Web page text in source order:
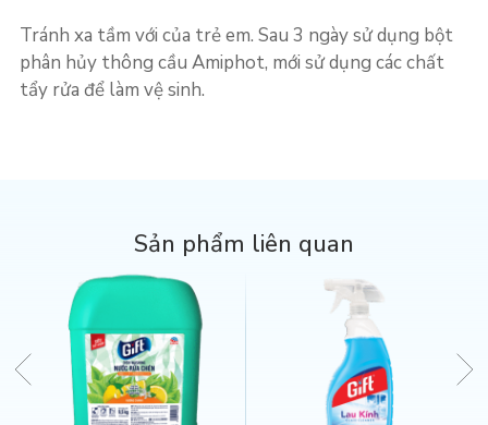
Tránh xa tầm với của trẻ em. Sau 3 ngày sử dụng bột
phân hủy thông cầu Amiphot, mới sử dụng các chất
tẩy rửa để làm vệ sinh.
Sản phẩm liên quan